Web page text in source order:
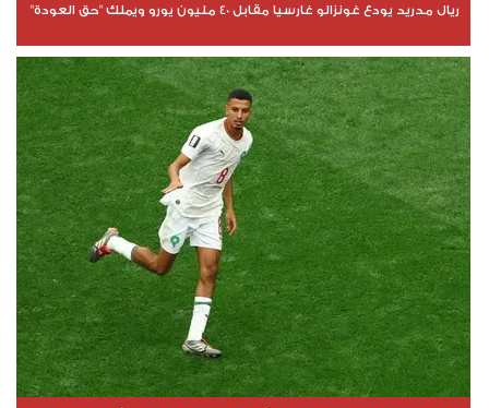
ريال مدريد يودع غونزالو غارسيا مقابل 40 مليون يورو ويملك "حق العودة"